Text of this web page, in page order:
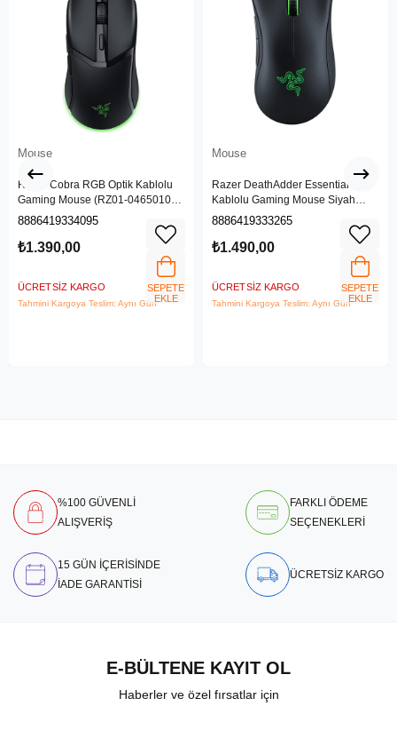
Mouse
Razer Cobra RGB Optik Kablolu
Gaming Mouse (RZ01-04650100-
R3M1)
8886419334095
₺1.390,00
ÜCRETSIZ KARGO
Tahmini Kargoya Teslim: Aynı Gün
SEPETE
EKLE
Mouse
Razer DeathAdder Essential
Kablolu Gaming Mouse Siyah
(RZ01-03850100-R3M1)
8886419333265
₺1.490,00
ÜCRETSIZ KARGO
Tahmini Kargoya Teslim: Aynı Gün
SEPETE
EKLE
%100 GÜVENLİ
ALIŞVERİŞ
FARKLI ÖDEME
SEÇENEKLERİ
15 GÜN İÇERİSİNDE
İADE GARANTİSİ
ÜCRETSİZ KARGO
E-BÜLTENE KAYIT OL
Haberler ve özel fırsatlar için